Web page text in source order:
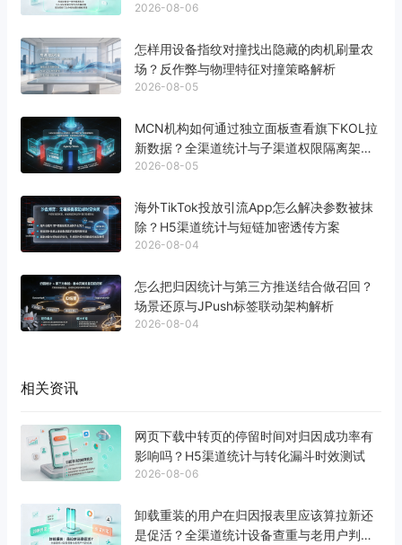
标准
2026-08-06
怎样用设备指纹对撞找出隐藏的肉机刷量农
场？反作弊与物理特征对撞策略解析
2026-08-05
MCN机构如何通过独立面板查看旗下KOL拉
新数据？全渠道统计与子渠道权限隔离架构
解析
2026-08-05
海外TikTok投放引流App怎么解决参数被抹
除？H5渠道统计与短链加密透传方案
2026-08-04
怎么把归因统计与第三方推送结合做召回？
场景还原与JPush标签联动架构解析
2026-08-04
相关资讯
网页下载中转页的停留时间对归因成功率有
影响吗？H5渠道统计与转化漏斗时效测试
2026-08-06
卸载重装的用户在归因报表里应该算拉新还
是促活？全渠道统计设备查重与老用户判定